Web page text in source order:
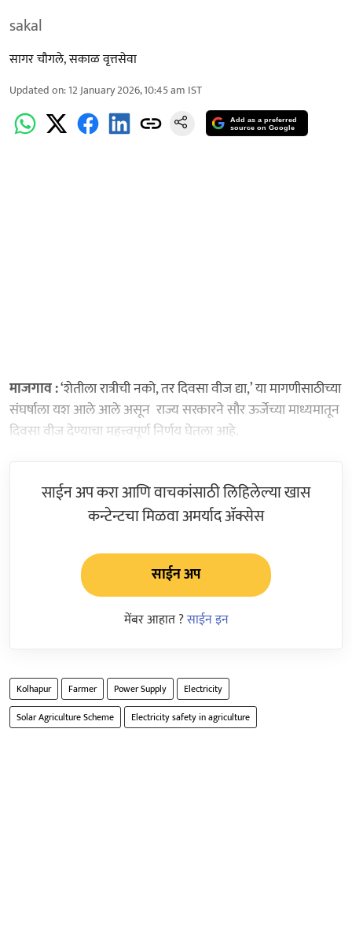
sakal
सागर चौगले,सकाळ वृत्तसेवा
Updated on:12 January 2026, 10:45 am IST
Add as a preferred
source on Google
माजगाव :‘शेतीला रात्रीची नको, तर दिवसा वीज द्या,’ या मागणीसाठीच्या
संघर्षाला यश आले आले असून राज्य सरकारने सौर ऊर्जेच्या माध्यमातून
दिवसा वीज देण्याचा महत्त्वपूर्ण निर्णय घेतला आहे.
साईन अप करा आणि वाचकांसाठी लिहिलेल्या खास
कन्टेन्टचा मिळवा अमर्याद ॲक्सेस
साईन अप
मेंबर आहात ?साईन इन
Kolhapur Farmer Power Supply
Electricity
Solar Agriculture Scheme
Electricity safety in agriculture